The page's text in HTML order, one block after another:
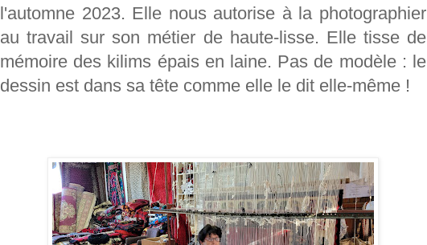
l'automne 2023. Elle nous autorise à la photographier
au travail sur son métier de haute-lisse. Elle tisse de
mémoire des kilims épais en laine. Pas de modèle : le
dessin est dans sa tête comme elle le dit elle-même !